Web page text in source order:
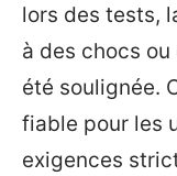
lors des tests,
à des chocs
été soulignée.
fiable pour les
exigences